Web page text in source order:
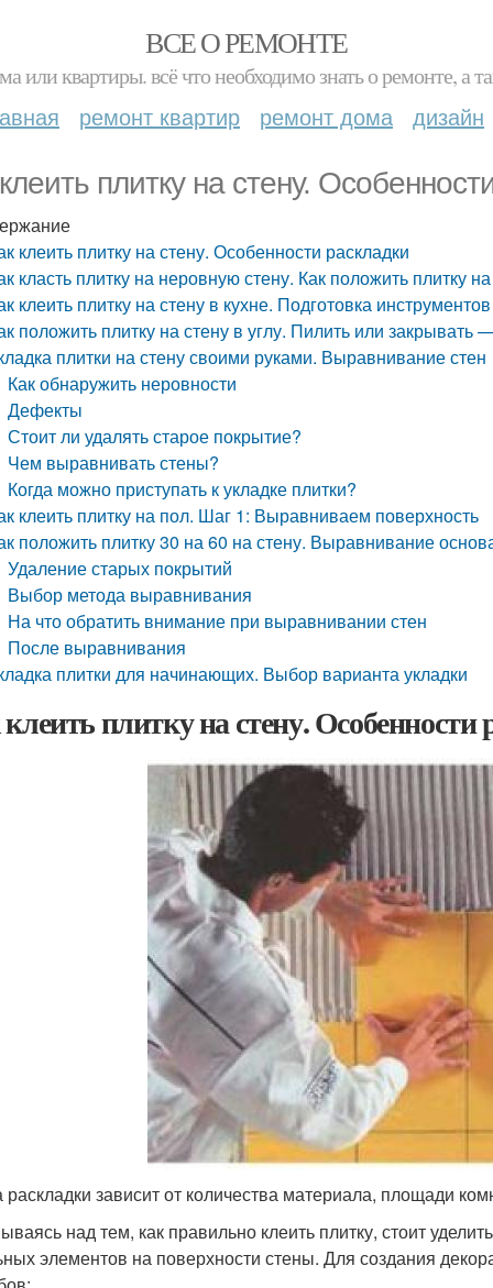
ВСЕ О РЕМОНТЕ
или квартиры. всё что необходимо знать о ремонте,
ремонт квартир ремонт дома дизайн
плитку на стену.
клеить плитку на стену. Особенности раскладки
класть плитку на неровную стену. Как положить
клеить плитку на стену в кухне. Подготовка
положить плитку на стену в углу. Пилить или закрывать
плитки на стену своими руками. Выравнивание стен
Как обнаружить неровности
Дефекты
Стоит ли удалять старое покрытие?
Чем выравнивать стены?
Когда можно приступать к укладке плитки?
клеить плитку на пол. Шаг 1: Выравниваем поверхность
положить плитку 30 на 60 на стену. Выравнивание
Удаление старых покрытий
Выбор метода выравнивания
На что обратить внимание при выравнивании стен
После выравнивания
плитки для начинающих. Выбор варианта укладки
плитку на стену. Особенности
зависит от количества материала, площади
над тем, как правильно клеить плитку, стоит
элементов на поверхности стены. Для создания